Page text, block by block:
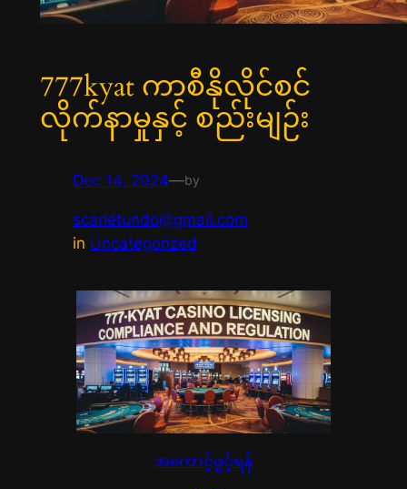
777kyat ကာစီနိုလိုင်စင်
လိုက်နာမှုနှင့် စည်းမျဉ်း
Dec 14, 2024—by
scarletundo@gmail.com
in Uncategorized
အကောင့်ဖွင့်ရန်